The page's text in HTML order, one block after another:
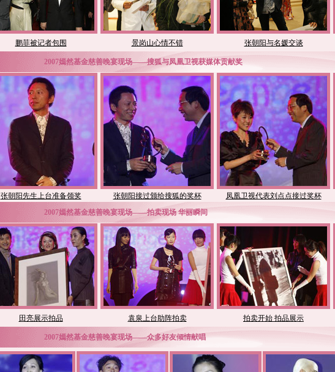
鹏菲被记者包围 景岗山心情不错 张朝阳与名媛交谈
2007嫣然基金慈善晚宴现场——搜狐与凤凰卫视获媒体贡献奖
张朝阳先生上台准备领奖 张朝阳接过颁给搜狐的奖杯 凤凰卫视代表刘点点接过奖杯
2007嫣然基金慈善晚宴现场——拍卖现场 华丽瞬间
田亮展示拍品 袁泉上台助阵拍卖 拍卖开始 拍品展示
2007嫣然基金慈善晚宴现场——众多好友倾情献唱